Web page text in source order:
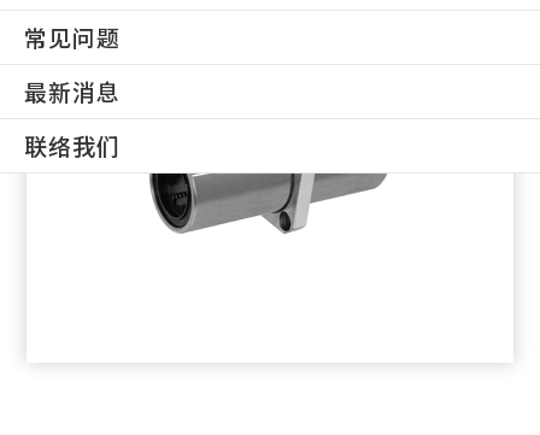
常见问题
最新消息
联络我们